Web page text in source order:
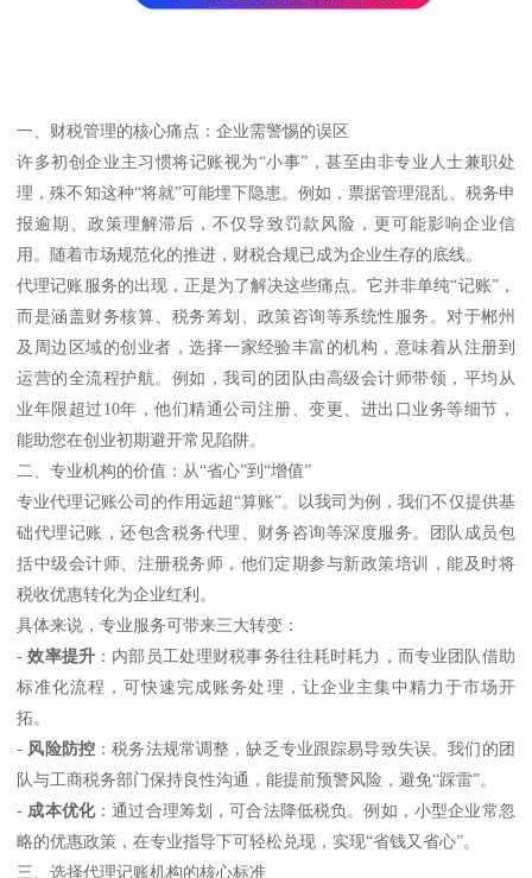
一、财税管理的核心痛点：企业需警惕的误区
许多初创企业主习惯将记账视为“小事”，甚至由非专业人士兼职处
理，殊不知这种“将就”可能埋下隐患。例如，票据管理混乱、税务申
报逾期、政策理解滞后，不仅导致罚款风险，更可能影响企业信
用。随着市场规范化的推进，财税合规已成为企业生存的底线。
代理记账服务的出现，正是为了解决这些痛点。它并非单纯“记账”，
而是涵盖财务核算、税务筹划、政策咨询等系统性服务。对于郴州
及周边区域的创业者，选择一家经验丰富的机构，意味着从注册到
运营的全流程护航。例如，我司的团队由高级会计师带领，平均从
业年限超过10年，他们精通公司注册、变更、进出口业务等细节，
能助您在创业初期避开常见陷阱。
二、专业机构的价值：从“省心”到“增值”
专业代理记账公司的作用远超“算账”。以我司为例，我们不仅提供基
础代理记账，还包含税务代理、财务咨询等深度服务。团队成员包
括中级会计师、注册税务师，他们定期参与新政策培训，能及时将
税收优惠转化为企业红利。
具体来说，专业服务可带来三大转变：
-效率提升 ：内部员工处理财税事务往往耗时耗力，而专业团队借助
标准化流程，可快速完成账务处理，让企业主集中精力于市场开
拓。
- 风险防控 ：税务法规常调整，缺乏专业跟踪易导致失误。我们的团
队与工商税务部门保持良性沟通，能提前预警风险，避免“踩雷”。
- 成本优化：通过合理筹划，可合法降低税负。例如，小型企业常忽
略的优惠政策，在专业指导下可轻松兑现，实现“省钱又省心”。
三、选择代理记账机构的核心标准